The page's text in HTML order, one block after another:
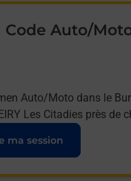
Code Auto/
Auto/Moto dans le
Les Citadies près de
ma session